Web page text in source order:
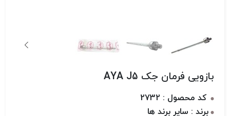
بازویی فرمان جک AYA J5
کد محصول : 2732
برند : سایر برند ها